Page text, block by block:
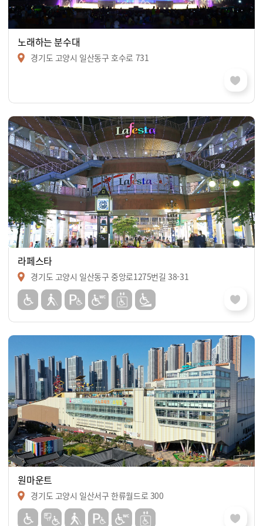
노래하는 분수대
경기도 고양시 일산동구 호수로 731
라페스타
경기도 고양시 일산동구 중앙로1275번길 38-31
원마운트
경기도 고양시 일산서구 한류월드로 300